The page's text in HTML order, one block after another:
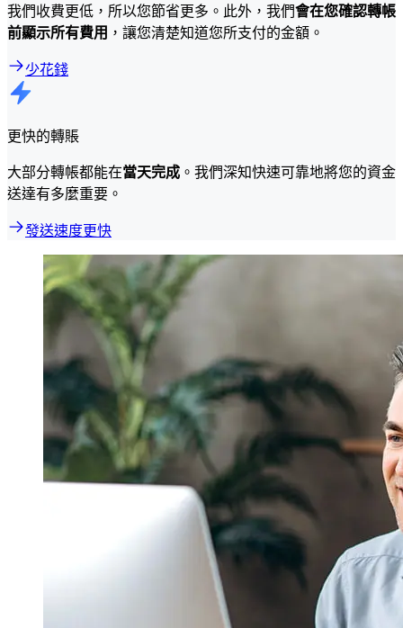
我們收費更低，所以您節省更多。此外，我們會在您確認轉帳
前顯示所有費用 ，讓您清楚知道您所支付的金額。
少花錢
更快的轉賬
大部分轉帳都能在當天完成 。我們深知快速可靠地將您的資金
送達有多麼重要。
發送速度更快